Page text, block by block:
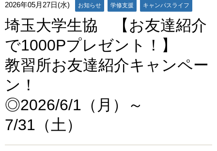
2026年05月27日(水) お知らせ 学修支援 キャンパスライフ
埼玉大学生協 【お友達紹介
で1000Pプレゼント！】
教習所お友達紹介キャンペー
ン！
◎2026/6/1（月）～
7/31（土）